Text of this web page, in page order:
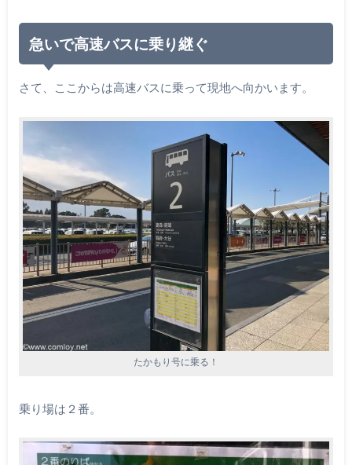
急いで高速バスに乗り継ぐ
さて、ここからは高速バスに乗って現地へ向かいます。
たかもり号に乗る！
乗り場は２番。